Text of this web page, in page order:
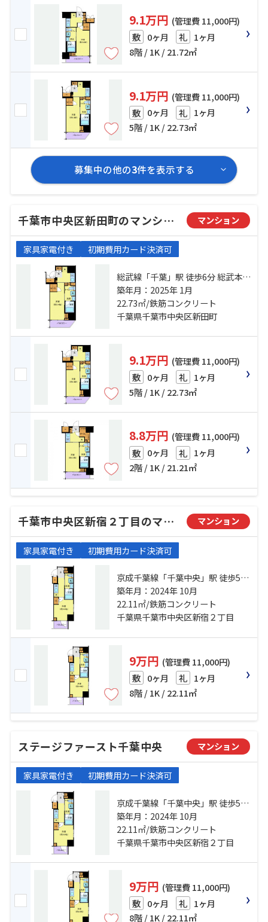
9.1万円 (管理費 11,000円)
敷 0ヶ月 礼 1ヶ月
8階 / 1K / 21.72㎡
9.1万円 (管理費 11,000円)
敷 0ヶ月 礼 1ヶ月
5階 / 1K / 22.73㎡
募集中の他の3件を表示する
千葉市中央区新田町のマンション マンション
家具家電付き 初期費用カード決済可
総武線「千葉」駅 徒歩6分 総武本線
「千葉」駅 徒歩6分 京成千葉線「京
成千葉」駅 徒歩6分
築年月：2025年 1月
22.73㎡/鉄筋コンクリート
千葉県千葉市中央区新田町
9.1万円 (管理費 11,000円)
敷 0ヶ月 礼 1ヶ月
5階 / 1K / 22.73㎡
8.8万円 (管理費 11,000円)
敷 0ヶ月 礼 1ヶ月
2階 / 1K / 21.21㎡
千葉市中央区新宿２丁目のマンション マンション
家具家電付き 初期費用カード決済可
京成千葉線「千葉中央」駅 徒歩5分
京成千葉線「京成千葉」駅 徒歩9分
総武線「千葉」駅 徒歩11分
築年月：2024年 10月
22.11㎡/鉄筋コンクリート
千葉県千葉市中央区新宿２丁目
9万円 (管理費 11,000円)
敷 0ヶ月 礼 1ヶ月
8階 / 1K / 22.11㎡
ステージファースト千葉中央 マンション
家具家電付き 初期費用カード決済可
京成千葉線「千葉中央」駅 徒歩5分
京成千葉線「京成千葉」駅 徒歩9分
総武線「千葉」駅 徒歩11分
築年月：2024年 10月
22.11㎡/鉄筋コンクリート
千葉県千葉市中央区新宿２丁目
9万円 (管理費 11,000円)
敷 0ヶ月 礼 1ヶ月
8階 / 1K / 22.11㎡